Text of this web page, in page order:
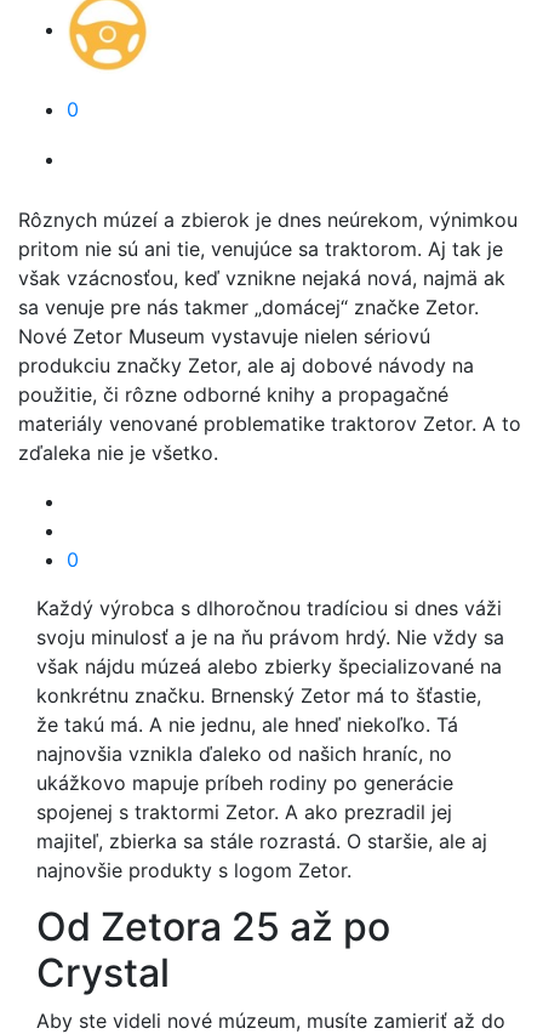
0
Rôznych múzeí a zbierok je dnes neúrekom, výnimkou
pritom nie sú ani tie, venujúce sa traktorom. Aj tak je
však vzácnosťou, keď vznikne nejaká nová, najmä ak
sa venuje pre nás takmer „domácej“ značke Zetor.
Nové Zetor Museum vystavuje nielen sériovú
produkciu značky Zetor, ale aj dobové návody na
použitie, či rôzne odborné knihy a propagačné
materiály venované problematike traktorov Zetor. A to
zďaleka nie je všetko.
0
Každý výrobca s dlhoročnou tradíciou si dnes váži
svoju minulosť a je na ňu právom hrdý. Nie vždy sa
však nájdu múzeá alebo zbierky špecializované na
konkrétnu značku. Brnenský Zetor má to šťastie,
že takú má. A nie jednu, ale hneď niekoľko. Tá
najnovšia vznikla ďaleko od našich hraníc, no
ukážkovo mapuje príbeh rodiny po generácie
spojenej s traktormi Zetor. A ako prezradil jej
majiteľ, zbierka sa stále rozrastá. O staršie, ale aj
najnovšie produkty s logom Zetor.
Od Zetora 25 až po
Crystal
Aby ste videli nové múzeum, musíte zamieriť až do